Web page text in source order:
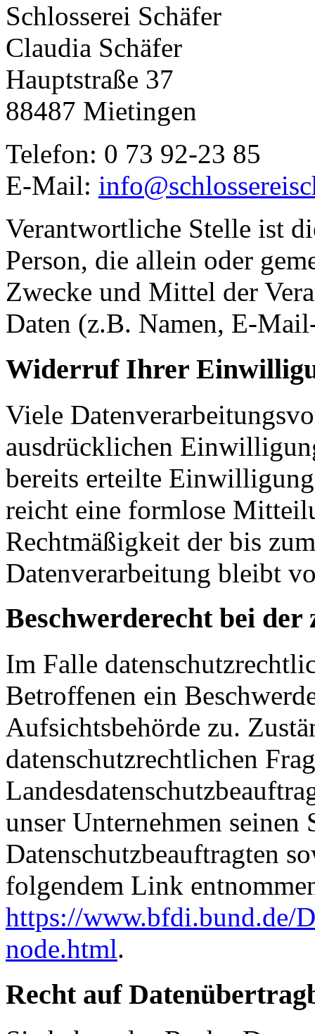
Schlosserei Schäfer
Claudia Schäfer
Hauptstraße 37
88487 Mietingen
Telefon: 0 73 92-23 85
E-Mail:
Verantwortliche Stelle ist
Person, die allein oder
Zwecke und Mittel der
Daten (z.B. Namen, E-
Widerruf Ihrer
Viele
ausdrücklichen
bereits erteilte
reicht eine formlose
Rechtmäßigkeit der bis
Datenverarbeitung bleibt
Beschwerderecht bei
Im Falle
Betroffenen ein
Aufsichtsbehörde zu.
datenschutzrechtlichen
unser Unternehmen
Datenschutzbeauftragten
folgendem Link
https://www.bfdi.bund.de/
node.html.
Recht auf